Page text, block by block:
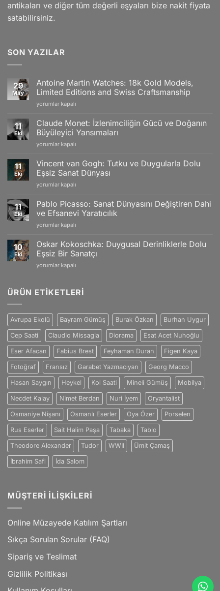
antikaları ve diğer tüm değerli eşyaları bize nakit fiyata
satabilirsiniz.
SON YAZILAR
29
May
Antoine Martin Watches: 18k Gold Models,
Limited Editions and Swiss Craftsmanship
Antoine
Watches:
18k
Gold
Models,
Editions
and
Swiss
Craftsmanship
yorumlar kapalı
11
Eki
Claude Monet: İzlenimciliğin Gücü ve Doğanın
Büyüleyici Yansımaları
Claude
İzlenimciliğin
Gücü
ve
Doğanın
Yansımaları
için
yorumlar kapalı
11
Eki
Vincent van Gogh: Tutku ve Duygularla Dolu
Eşsiz Sanat Dünyası
Vincent
Gogh:
Tutku
ve
Duygularla
Eşsiz
Sanat
Dünyası
için
yorumlar kapalı
11
Eki
Pablo Picasso: Sanat Dünyasını Değiştiren Dahi
ve Efsanevi Yaratıcılık
Pablo
Sanat
Dünyasını
Değiştiren
Dahi
Yaratıcılık
yorumlar kapalı
10
Eki
Oskar Kokoschka: Duygusal Derinliklerle Dolu
Eşsiz Bir Sanatçı
Oskar
Derinliklerle
Bir
Sanatçı
için
yorumlar kapalı
ÜRÜN ETIKETLERI
Avrupa Ekolü Bayram Gümüş Burak Özkan Burhan Uygur
Cep Saati Claudio Missagia Diorama Esat Acet Nuhoğlu
Eser Afacan Fabius Brest Feyhaman Duran Figen Kaya
Fotoğraf Fransız Garabet Yazmacıyan Georg Macco
Hasan Saygın Heykel Kol Saati Mineli Gümüş Mobilya
Necdet Kalay Nimet Berdan Nuri İyem Oryantalist
Osmaniye Nişanı Osmanlı Eserler Oya Özer Porselen
Rus Eserler Sait Halim Paşa Tabaka Tablo
Theodore Alexander Tudor WWII Ümit Çamaş
İbrahim Safi İda Salom
MÜŞTERI İLIŞKILERI
Online Müzayede Katılım Şartları
Sıkça Sorulan Sorular (FAQ)
Sipariş ve Teslimat
Gizlilik Politikası